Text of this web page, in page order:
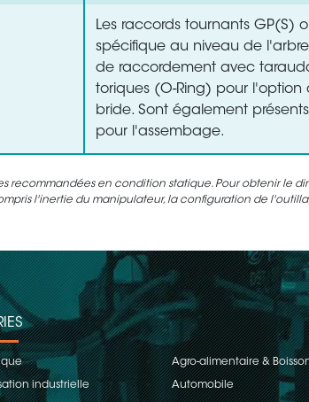
Les raccords tournants GP(S)
spécifique au niveau de
de raccordement avec
toriques (O-Ring) pour
bride. Sont également
pour l'assembage.
recommandées en condition statique. Pour obtenir le
l'inertie du manipulateur, la configuration de
Agro-alimentaire &
industrielle Automobile